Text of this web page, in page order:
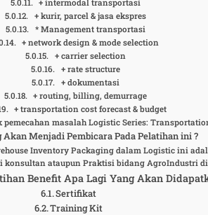
+ intermodal transportasi
+ kurir, parcel & jasa ekspres
* Management transportasi
+ network design & mode selection
+ carrier selection
+ rate structure
+ dokumentasi
+ routing, billing, demurrage
+ transportation cost forecast & budget
pemecahan masalah Logistic Series:
Akan Menjadi Pembicara Pada Pelatihan ini ?
Inventory Packaging dalam Logistic ini
ataupun Praktisi bidang AgroIndustri
Benefit Apa Lagi Yang Akan
Sertifikat
Training Kit